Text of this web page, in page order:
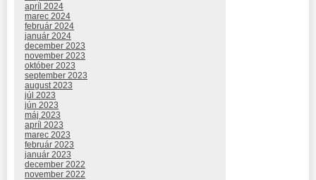
apríl 2024
marec 2024
február 2024
január 2024
december 2023
november 2023
október 2023
september 2023
august 2023
júl 2023
jún 2023
máj 2023
apríl 2023
marec 2023
február 2023
január 2023
december 2022
november 2022